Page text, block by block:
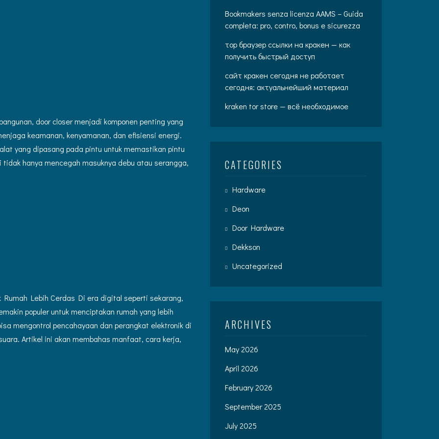
door closer menjadi komponen penting yang
keamanan, kenyamanan, dan efisiensi energi.
yang dipasang pada pintu untuk memastikan pintu
hanya mencegah masuknya debu atau serangga,
Lebih Cerdas Di era digital seperti sekarang,
populer untuk menciptakan rumah yang lebih
mengontrol pencahayaan dan perangkat elektronik di
Artikel ini akan membahas manfaat, cara kerja,
Bookmakers senza licenza AAMS – Guida
completa: pro, contro, bonus e sicurezza
тор браузер ссылки на кракен — как
получить быстрый доступ
сайт кракен сегодня не работает
сегодня: актуальнейший материал
kraken tor store — всё необходимое
CATEGORIES
Hardware
Deon
Door Hardware
Dekkson
Uncategorized
ARCHIVES
May 2026
April 2026
February 2026
September 2025
July 2025